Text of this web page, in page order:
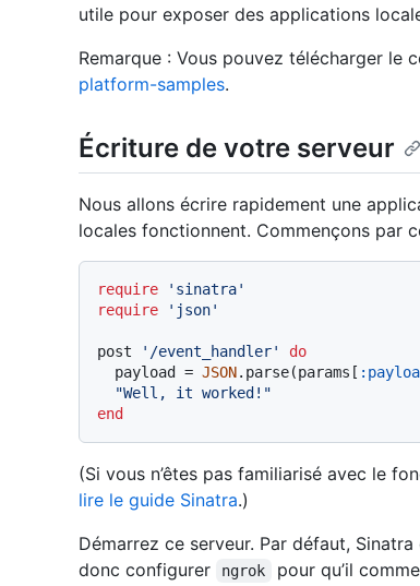
utile pour exposer des applications
Remarque : Vous pouvez télécharger le
platform-samples.
Écriture de votre serveur
Nous allons écrire rapidement une
locales fonctionnent. Commençons par
require
'sinatra'
require
'json'
post '/event_handler'
do
  payload =
JSON.parse(params[
"Well, it worked!"
end
(Si vous n’êtes pas familiarisé avec le
lire le guide Sinatra.)
Démarrez ce serveur. Par défaut,
donc configurer
ngrok
pour qu’il